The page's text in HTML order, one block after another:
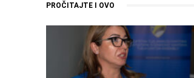
PROČITAJTE I OVO